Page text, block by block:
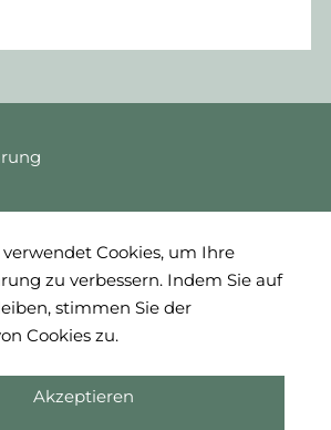
Cookies, um Ihre
zu verbessern. Indem Sie auf
stimmen Sie der
Cookies zu.
Akzeptieren